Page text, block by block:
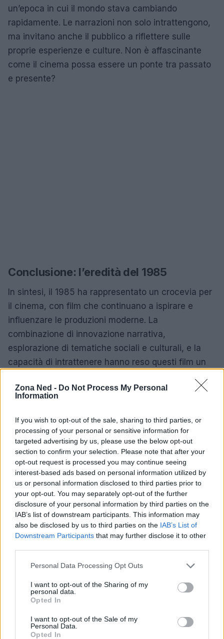
Zona Ned - Do Not Process My Personal
Information
If you wish to opt-out of the sale, sharing to third parties, or
processing of your personal or sensitive information for
targeted advertising by us, please use the below opt-out
section to confirm your selection. Please note that after your
opt-out request is processed you may continue seeing
interest-based ads based on personal information utilized by
us or personal information disclosed to third parties prior to
your opt-out. You may separately opt-out of the further
disclosure of your personal information by third parties on the
IAB’s list of downstream participants. This information may
also be disclosed by us to third parties on the IAB’s List of
Downstream Participants that may further disclose it to other
Please note that this website/app uses one or more Google
not limited to your visit or usage behaviour. You may click to
grant or deny consent to Google and its third-party tags to
use your data for below specified purposes in below Google
consent section.
Personal Data Processing Opt Outs
I want to opt-out of the Sharing of my
personal data.
Opted In
I want to opt-out of the Sale of my
Personal Data.
Opted In
un’epoca in cui il mondo stava cambiando
rapidamente. Le narrazioni non solo intrattengono,
ma invitano anche il pubblico a riflettere sulle
proprie esperienze e culture. Non è affascinante
come il cinema possa essere un ponte tra passato
e presente?
Conclusione: l’eredità del 1985
In sintesi, il 1985 ha rappresentato un crocevia per
il cinema, con film che continuano a ispirare e
influenzare le produzioni moderne. La
combinazione di innovazione narrativa,
esplorazione di tematiche sociali e culturali, e la
capacità di intrattenere hanno reso questi film un
Analizzando la loro eredità, possiamo comprendere
società e come strumento di cambiamento. E tu,
quali film di quell’anno ricordi con affetto? Quale
impatto hanno avuto sulla tua vita?
AUTORE
Staff